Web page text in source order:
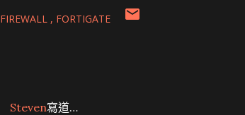
FIREWALL FORTIGATE
Steven寫道…